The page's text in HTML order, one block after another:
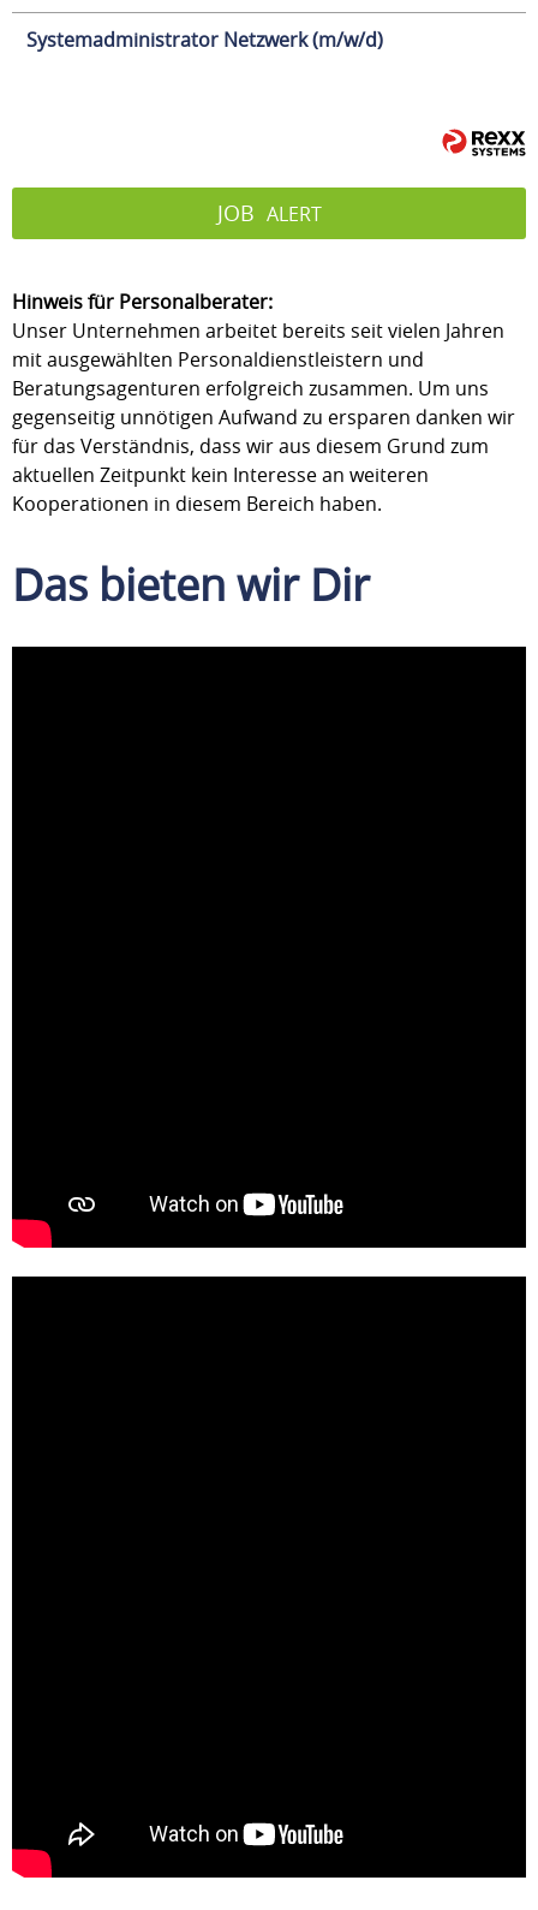
Systemadministrator Netzwerk (m/w/d)
JOB ALERT
Hinweis für Personalberater:
Unser Unternehmen arbeitet bereits seit vielen Jahren
mit ausgewählten Personaldienstleistern und
Beratungsagenturen erfolgreich zusammen. Um uns
gegenseitig unnötigen Aufwand zu ersparen danken wir
für das Verständnis, dass wir aus diesem Grund zum
aktuellen Zeitpunkt kein Interesse an weiteren
Kooperationen in diesem Bereich haben.
Das bieten wir Dir